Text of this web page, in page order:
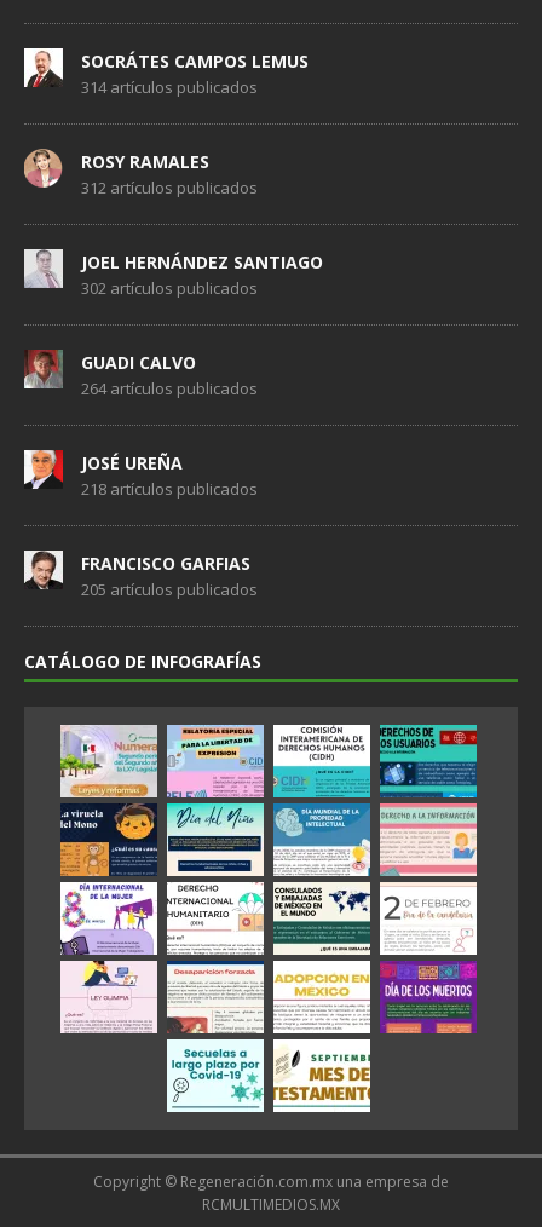
SOCRÁTES CAMPOS LEMUS
314 artículos publicados
ROSY RAMALES
312 artículos publicados
JOEL HERNÁNDEZ SANTIAGO
302 artículos publicados
GUADI CALVO
264 artículos publicados
JOSÉ UREÑA
218 artículos publicados
FRANCISCO GARFIAS
205 artículos publicados
CATÁLOGO DE INFOGRAFÍAS
Copyright © Regeneración.com.mx una empresa de
RCMULTIMEDIOS.MX